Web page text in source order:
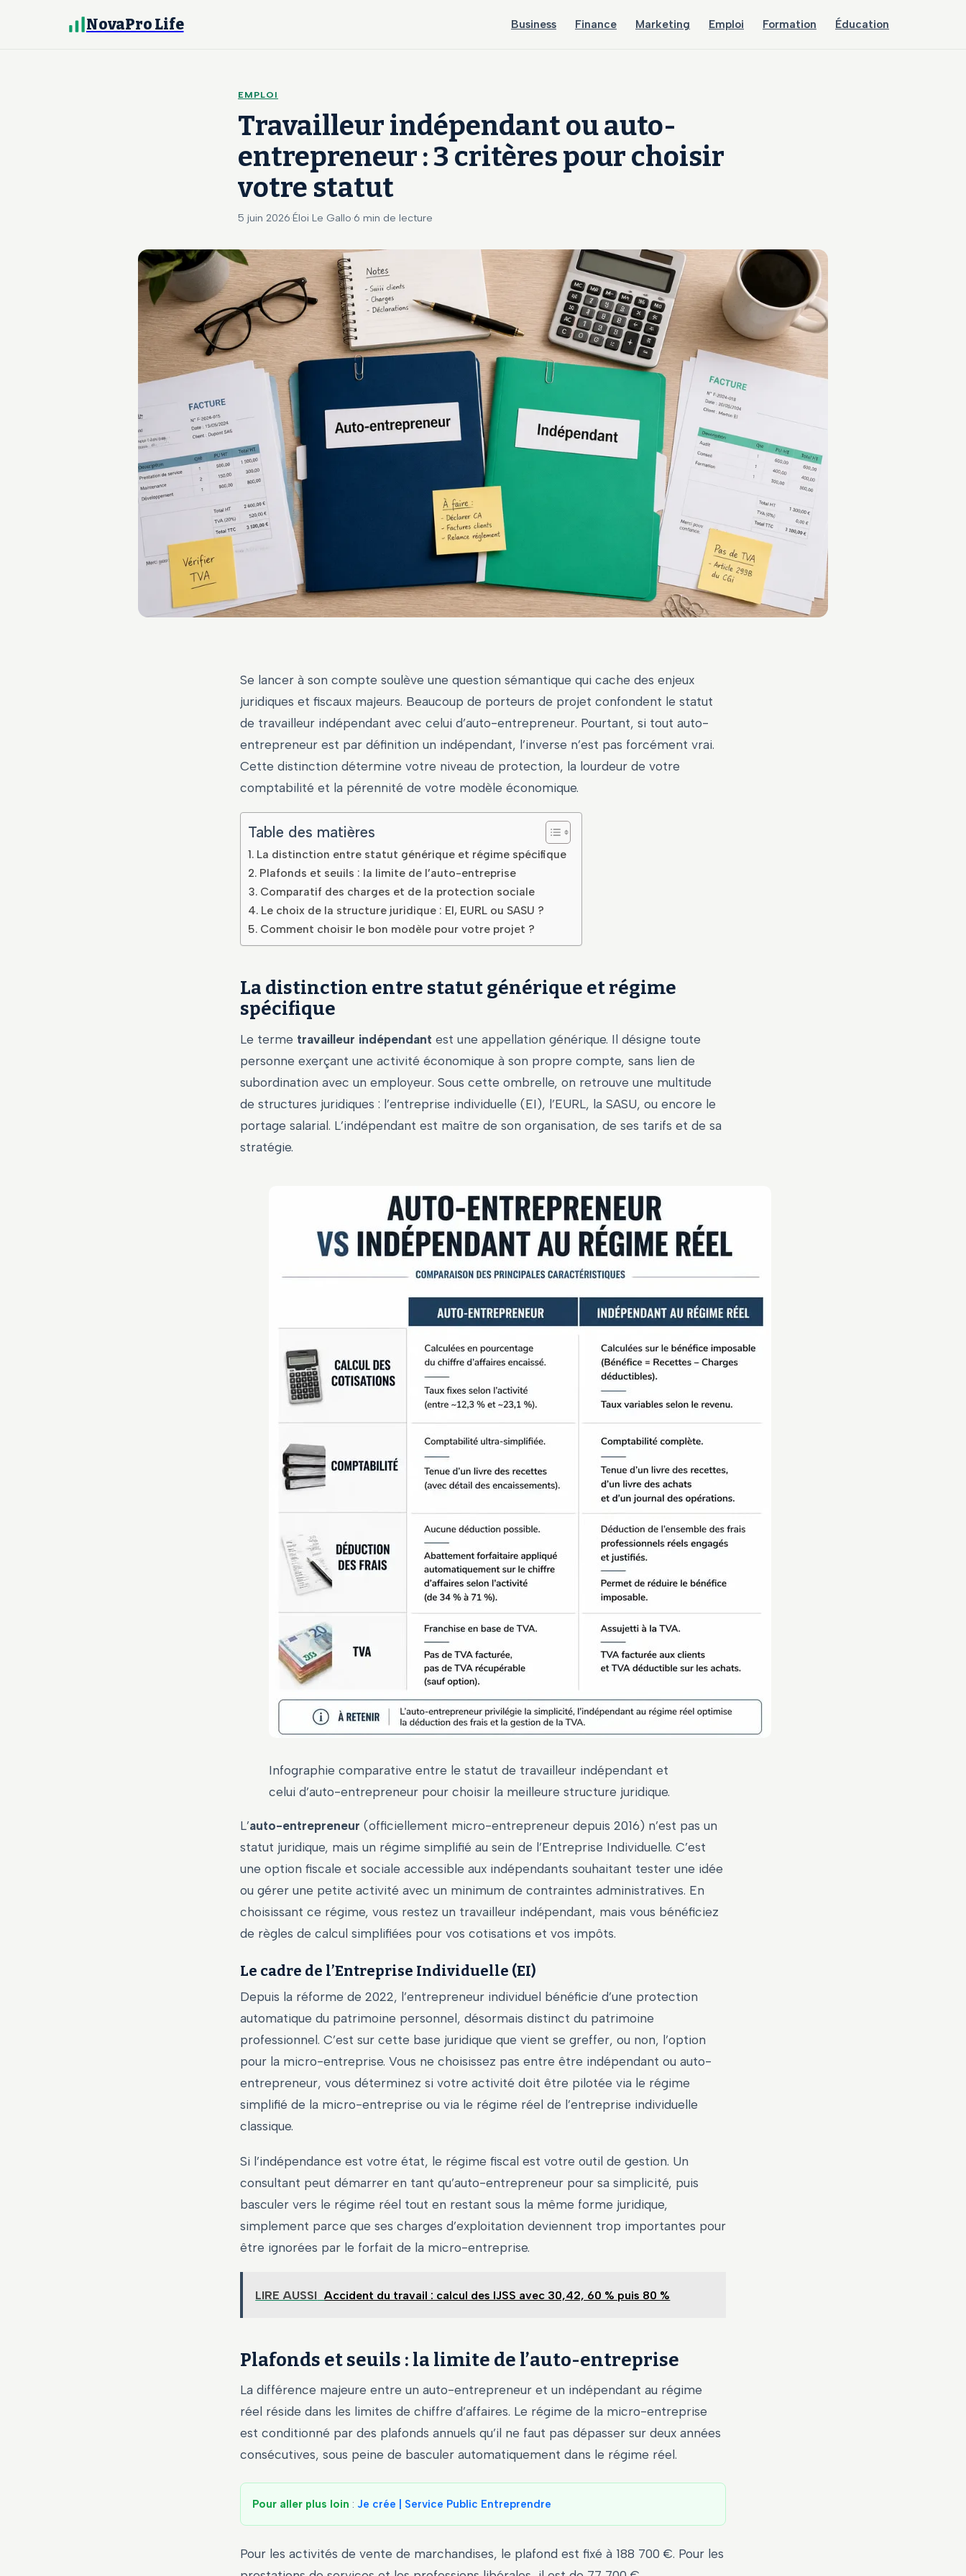
NovaPro Life Business Finance Marketing Emploi Formation Éducation
EMPLOI
Travailleur indépendant ou auto-
entrepreneur : 3 critères pour choisir
votre statut
5 juin 2026·Éloi Le Gallo·6 min de lecture
Se lancer à son compte soulève une question sémantique qui cache des enjeux
juridiques et fiscaux majeurs. Beaucoup de porteurs de projet confondent le statut
de travailleur indépendant avec celui d’auto-entrepreneur. Pourtant, si tout auto-
entrepreneur est par définition un indépendant, l’inverse n’est pas forcément vrai.
Cette distinction détermine votre niveau de protection, la lourdeur de votre
comptabilité et la pérennité de votre modèle économique.
Table des matières
La distinction entre statut générique et régime spécifique
Plafonds et seuils : la limite de l’auto-entreprise
Comparatif des charges et de la protection sociale
Le choix de la structure juridique : EI, EURL ou SASU ?
Comment choisir le bon modèle pour votre projet ?
La distinction entre statut générique et régime
spécifique
Le terme travailleur indépendant est une appellation générique. Il désigne toute
personne exerçant une activité économique à son propre compte, sans lien de
subordination avec un employeur. Sous cette ombrelle, on retrouve une multitude
de structures juridiques : l’entreprise individuelle (EI), l’EURL, la SASU, ou encore le
portage salarial. L’indépendant est maître de son organisation, de ses tarifs et de sa
stratégie.
Infographie comparative entre le statut de travailleur indépendant et
celui d’auto-entrepreneur pour choisir la meilleure structure juridique.
L’auto-entrepreneur (officiellement micro-entrepreneur depuis 2016) n’est pas un
statut juridique, mais un régime simplifié au sein de l’Entreprise Individuelle. C’est
une option fiscale et sociale accessible aux indépendants souhaitant tester une idée
ou gérer une petite activité avec un minimum de contraintes administratives. En
choisissant ce régime, vous restez un travailleur indépendant, mais vous bénéficiez
de règles de calcul simplifiées pour vos cotisations et vos impôts.
Le cadre de l’Entreprise Individuelle (EI)
Depuis la réforme de 2022, l’entrepreneur individuel bénéficie d’une protection
automatique du patrimoine personnel, désormais distinct du patrimoine
professionnel. C’est sur cette base juridique que vient se greffer, ou non, l’option
pour la micro-entreprise. Vous ne choisissez pas entre être indépendant ou auto-
entrepreneur, vous déterminez si votre activité doit être pilotée via le régime
simplifié de la micro-entreprise ou via le régime réel de l’entreprise individuelle
classique.
Si l’indépendance est votre état, le régime fiscal est votre outil de gestion. Un
consultant peut démarrer en tant qu’auto-entrepreneur pour sa simplicité, puis
basculer vers le régime réel tout en restant sous la même forme juridique,
simplement parce que ses charges d’exploitation deviennent trop importantes pour
être ignorées par le forfait de la micro-entreprise.
LIRE AUSSI Accident du travail : calcul des IJSS avec 30,42, 60 % puis 80 %
Plafonds et seuils : la limite de l’auto-entreprise
La différence majeure entre un auto-entrepreneur et un indépendant au régime
réel réside dans les limites de chiffre d’affaires. Le régime de la micro-entreprise
est conditionné par des plafonds annuels qu’il ne faut pas dépasser sur deux années
consécutives, sous peine de basculer automatiquement dans le régime réel.
Pour aller plus loin : Je crée | Service Public Entreprendre
Pour les activités de vente de marchandises, le plafond est fixé à 188 700 €. Pour les